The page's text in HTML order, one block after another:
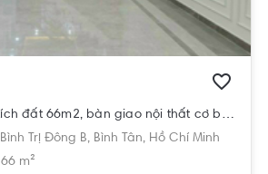
Nhà phố có diện tích đất 66m2, bàn giao nội thất cơ bản.
Bình Trị Đông B, Bình Tân, Hồ Chí Minh
66 m²